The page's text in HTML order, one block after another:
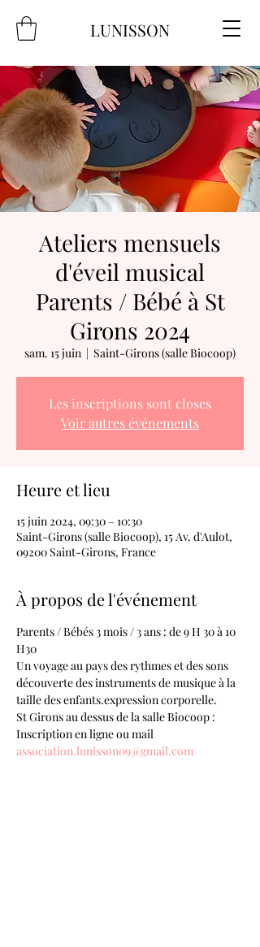
LUNISSON
Ateliers mensuels
d'éveil musical
Parents / Bébé à St
Girons 2024
sam. 15 juin
  |
Saint-Girons (salle Biocoop)
Les inscriptions sont closes
Voir autres événements
Heure et lieu
15 juin 2024, 09:30 – 10:30
Saint-Girons (salle Biocoop), 15 Av. d'Aulot,
09200 Saint-Girons, France
À propos de l'événement
Parents / Bébés 3 mois / 3 ans : de 9 H 30 à 10
H30
Un voyage au pays des rythmes et des sons
découverte des instruments de musique à la
taille des enfants.expression corporelle.
St Girons au dessus de la salle Biocoop :
Inscription en ligne ou mail
association.lunisson09@gmail.com